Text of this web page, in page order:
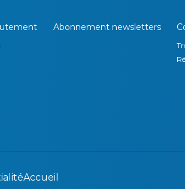
Abonnement newsletters
Accueil